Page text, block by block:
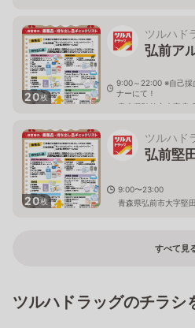
20枚
ツルハド
弘前ア
9:00～22:00 ※自己採
ナーにて！
青森県弘前市大字扇
20枚
ツルハド
弘前堅
9:00〜23:00
青森県弘前市大字堅
すべて見
ツルハドラッグのチラシ